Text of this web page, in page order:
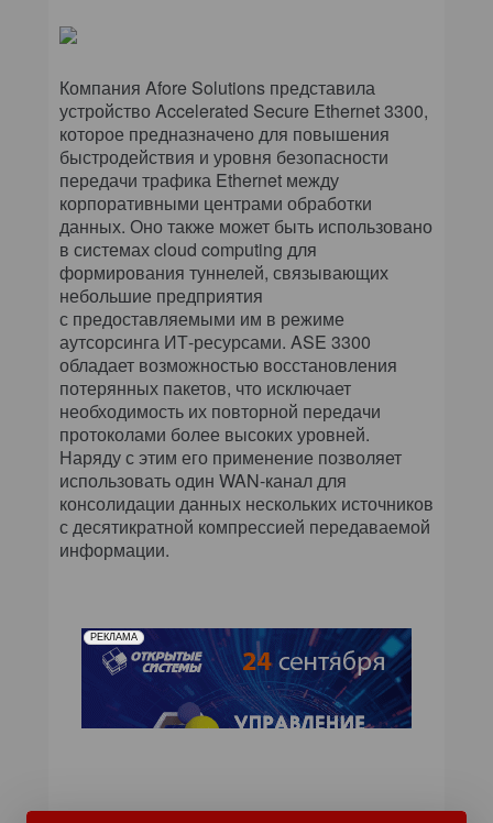
Компания Afore Solutions представила
устройство Accelerated Secure Ethernet 3300,
которое предназначено для повышения
быстродействия и уровня безопасности
передачи трафика Ethernet между
корпоративными центрами обработки
данных. Оно также может быть использовано
в системах cloud computing для
формирования туннелей, связывающих
небольшие предприятия
с предоставляемыми им в режиме
аутсорсинга ИТ-ресурсами. ASE 3300
обладает возможностью восстановления
потерянных пакетов, что исключает
необходимость их повторной передачи
протоколами более высоких уровней.
Наряду с этим его применение позволяет
использовать один WAN-канал для
консолидации данных нескольких источников
с десятикратной компрессией передаваемой
информации.
РЕКЛАМА